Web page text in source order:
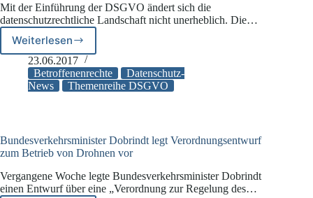
Mit der Einführung der DSGVO ändert sich die
datenschutzrechtliche Landschaft nicht unerheblich. Die…
WeiterlesenThemenreihe
DSGVO:
Die
Betroffenenrechte
(Teil
1)
23.06.2017
Betroffenenrechte
Datenschutz-
News
Themenreihe DSGVO
Bundesverkehrsminister Dobrindt legt Verordnungsentwurf
zum Betrieb von Drohnen vor
Vergangene Woche legte Bundesverkehrsminister Dobrindt
einen Entwurf über eine „Verordnung zur Regelung des…